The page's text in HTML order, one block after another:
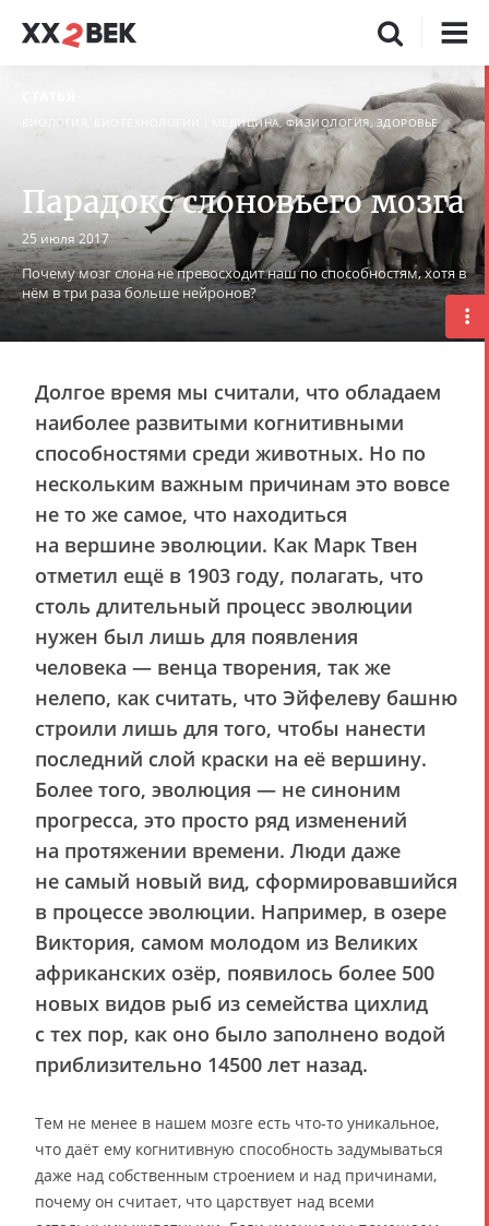
БИОЛОГИЯ, БИОТЕХНОЛОГИИ МЕДИЦИНА, ФИЗИОЛОГИЯ, ЗДОРОВЬЕ
Парадокс слоновьего мозга
25 июля 2017
Почему мозг слона не превосходит наш по способностям, хотя в
нём в три раза больше нейронов?
Долгое время мы считали, что обладаем
наиболее развитыми когнитивными
способностями среди животных. Но по
нескольким важным причинам это вовсе
не то же самое, что находиться
на вершине эволюции. Как Марк Твен
отметил ещё в 1903 году, полагать, что
столь длительный процесс эволюции
нужен был лишь для появления
человека — венца творения, так же
нелепо, как считать, что Эйфелеву башню
строили лишь для того, чтобы нанести
последний слой краски на её вершину.
Более того, эволюция — не синоним
прогресса, это просто ряд изменений
на протяжении времени. Люди даже
не самый новый вид, сформировавшийся
в процессе эволюции. Например, в озере
Виктория, самом молодом из Великих
африканских озёр, появилось более 500
новых видов рыб из семейства цихлид
с тех пор, как оно было заполнено водой
приблизительно 14500 лет назад.
Тем не менее в нашем мозге есть что-то уникальное,
что даёт ему когнитивную способность задумываться
даже над собственным строением и над причинами,
почему он считает, что царствует над всеми